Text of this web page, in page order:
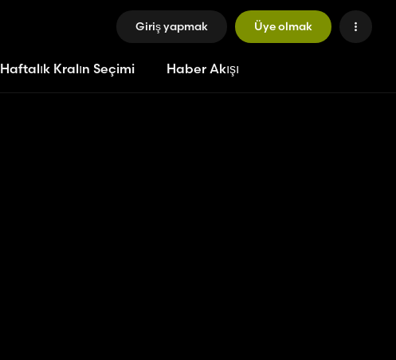
Giriş yapmak Üye olmak
Haftalık Kralın Seçimi Haber Akışı